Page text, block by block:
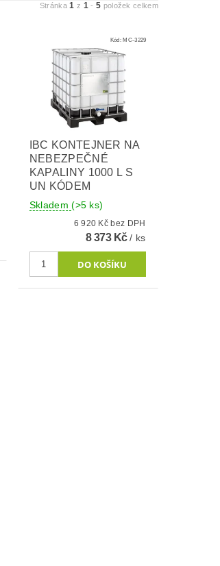
Stránka1 z 1 - 5 položek celkem
Kód:MC-3229
IBC KONTEJNER NA
NEBEZPEČNÉ
KAPALINY 1000 L S
UN KÓDEM
Skladem(>5 ks)
6 920 Kč bez DPH
8 373 Kč/ ks